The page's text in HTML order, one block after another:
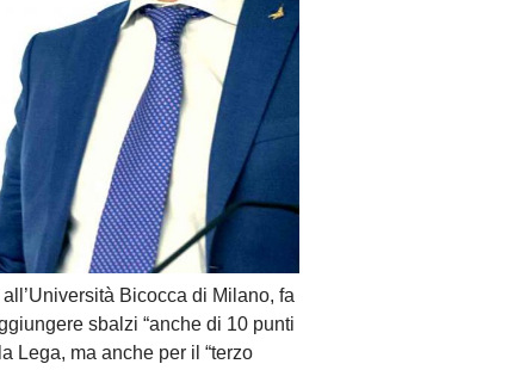
Bicocca di Milano, fa
sbalzi “anche di 10 punti
Lega, ma anche per il “terzo